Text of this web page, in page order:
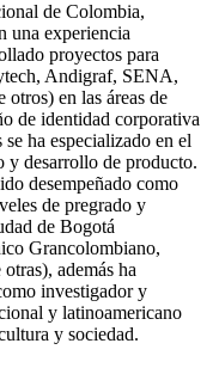
de Colombia,
una experiencia
proyectos para
Andigraf, SENA,
en las áreas de
de identidad corporativa
ha especializado en el
y desarrollo de producto.
desempeñado como
de pregrado y
de Bogotá
Grancolombiano,
además ha
investigador y
y latinoamericano
y sociedad.